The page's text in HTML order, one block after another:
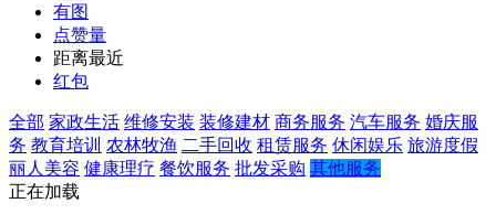
有图
点赞量
距离最近
红包
全部 家政生活 维修安装 装修建材 商务服务 汽车服务 婚庆服
务 教育培训 农林牧渔 二手回收 租赁服务 休闲娱乐 旅游度假
丽人美容 健康理疗 餐饮服务 批发采购 其他服务
正在加载